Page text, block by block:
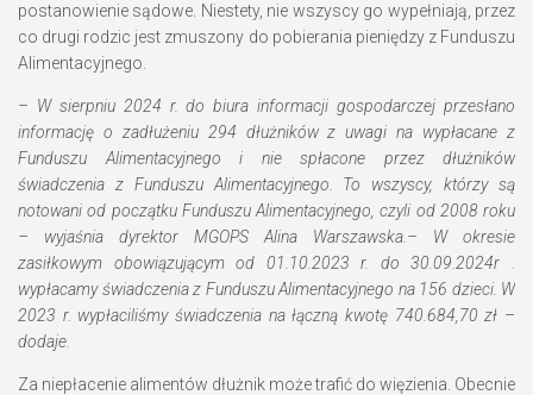
postanowienie sądowe. Niestety, nie wszyscy go wypełniają, przez
co drugi rodzic jest zmuszony do pobierania pieniędzy z Funduszu
Alimentacyjnego.
– W sierpniu 2024 r. do biura informacji gospodarczej przesłano
informację o zadłużeniu 294 dłużników z uwagi na wypłacane z
Funduszu Alimentacyjnego i nie spłacone przez dłużników
świadczenia z Funduszu Alimentacyjnego. To wszyscy, którzy są
notowani od początku Funduszu Alimentacyjnego, czyli od 2008 roku
– wyjaśnia dyrektor MGOPS Alina Warszawska. – W okresie
zasiłkowym obowiązującym od 01.10.2023 r. do 30.09.2024r .
wypłacamy świadczenia z Funduszu Alimentacyjnego na 156 dzieci. W
2023 r. wypłaciliśmy świadczenia na łączną kwotę 740.684,70 zł –
dodaje.
Za niepłacenie alimentów dłużnik może trafić do więzienia. Obecnie